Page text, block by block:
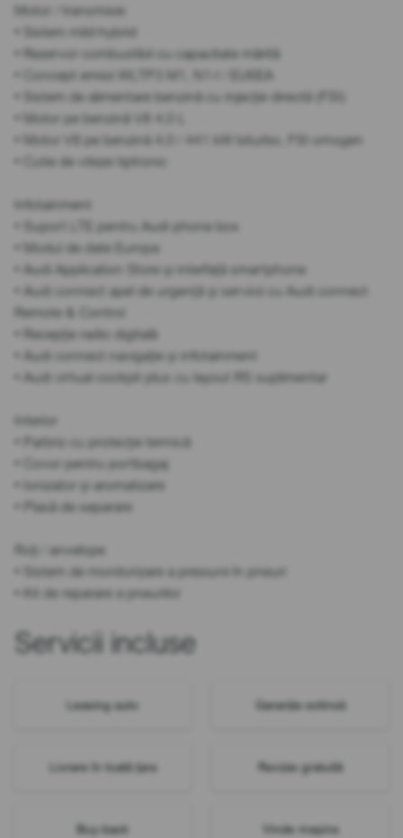
Motor / transmisie
• Sistem mild-hybrid
• Rezervor combustibil cu capacitate mărită
• Concept emisii WLTP3 M1, N1-I / EU6EA
• Sistem de alimentare benzină cu injecție directă (FSI)
• Motor pe benzină V8 4,0 L
• Motor V8 pe benzină 4,0 / 441 kW biturbo, FSI omogen
• Cutie de viteze tiptronic
Infotainment
• Suport LTE pentru Audi phone box
• Modul de date Europa
• Audi Application Store și interfață smartphone
• Audi connect apel de urgență și servicii cu Audi connect
Remote & Control
• Recepție radio digitală
• Audi connect navigație și infotainment
• Audi virtual cockpit plus cu layout RS suplimentar
Interior
• Parbriz cu protecție termică
• Covor pentru portbagaj
• Ionizator și aromatizare
• Plasă de separare
Roți / anvelope
• Sistem de monitorizare a presiunii în pneuri
• Kit de reparare a pneurilor
Servicii incluse
Leasing auto Garanție extinsă
Livrare în toată țara Revizie gratuită
Buy-back Vinde mașina